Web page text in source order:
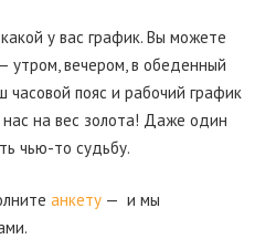
у вас график. Вы можете
утром, вечером, в обеденный
пояс и рабочий график
на вес золота! Даже один
чью-то судьбу.
анкету— и мы